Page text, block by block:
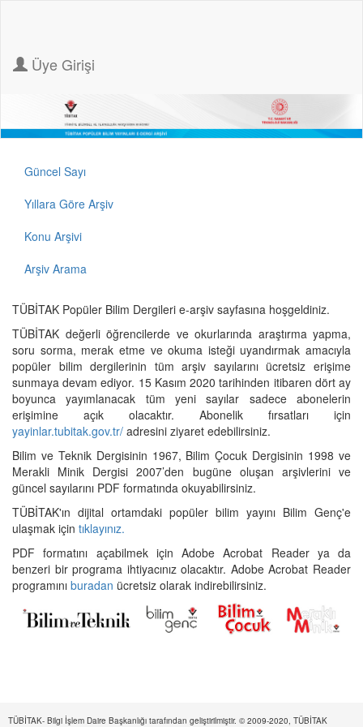
Üye Girişi
Güncel Sayı
Yıllara Göre Arşiv
Konu Arşivi
Arşiv Arama
TÜBİTAK Popüler Bilim Dergileri e-arşiv sayfasına hoşgeldiniz.
TÜBİTAK değerli öğrencilerde ve okurlarında araştırma yapma,
soru sorma, merak etme ve okuma isteği uyandırmak amacıyla
popüler bilim dergilerinin tüm arşiv sayılarını ücretsiz erişime
sunmaya devam ediyor. 15 Kasım 2020 tarihinden itibaren dört ay
boyunca yayımlanacak tüm yeni sayılar sadece abonelerin
erişimine açık olacaktır. Abonelik fırsatları için
yayinlar.tubitak.gov.tr/ adresini ziyaret edebilirsiniz.
Bilim ve Teknik Dergisinin 1967, Bilim Çocuk Dergisinin 1998 ve
Merakli Minik Dergisi 2007’den bugüne oluşan arşivlerini ve
güncel sayılarını PDF formatında okuyabilirsiniz.
TÜBİTAK'ın dijital ortamdaki popüler bilim yayını Bilim Genç'e
ulaşmak için tıklayınız.
PDF formatını açabilmek için Adobe Acrobat Reader ya da
benzeri bir programa ihtiyacınız olacaktır. Adobe Acrobat Reader
programını buradan ücretsiz olarak indirebilirsiniz.
TÜBİTAK- Bilgi İşlem Daire Başkanlığı tarafından geliştirilmiştir. © 2009-2020, TÜBİTAK